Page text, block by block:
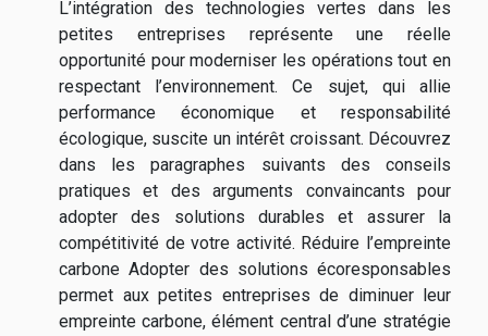
L’intégration des technologies vertes dans les
petites entreprises représente une réelle
opportunité pour moderniser les opérations tout en
respectant l’environnement. Ce sujet, qui allie
performance économique et responsabilité
écologique, suscite un intérêt croissant. Découvrez
dans les paragraphes suivants des conseils
pratiques et des arguments convaincants pour
adopter des solutions durables et assurer la
compétitivité de votre activité. Réduire l’empreinte
carbone Adopter des solutions écoresponsables
permet aux petites entreprises de diminuer leur
empreinte carbone, élément central d’une stratégie